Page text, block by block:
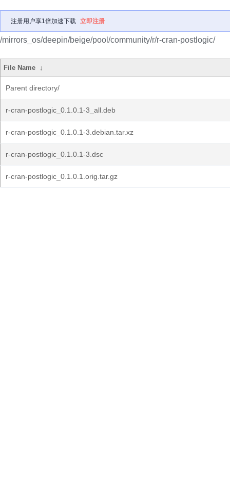
注册用户享1倍加速下载 立即注册
/mirrors_os/deepin/beige/pool/community/r/r-cran-postlogic/
File Name ↓
Parent directory/
r-cran-postlogic_0.1.0.1-3_all.deb
r-cran-postlogic_0.1.0.1-3.debian.tar.xz
r-cran-postlogic_0.1.0.1-3.dsc
r-cran-postlogic_0.1.0.1.orig.tar.gz